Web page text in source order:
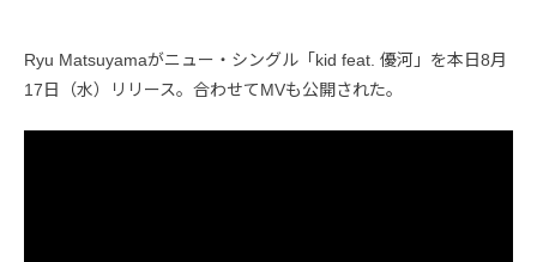
Ryu Matsuyamaがニュー・シングル「kid feat. 優河」を本日8月
17日（水）リリース。合わせてMVも公開された。